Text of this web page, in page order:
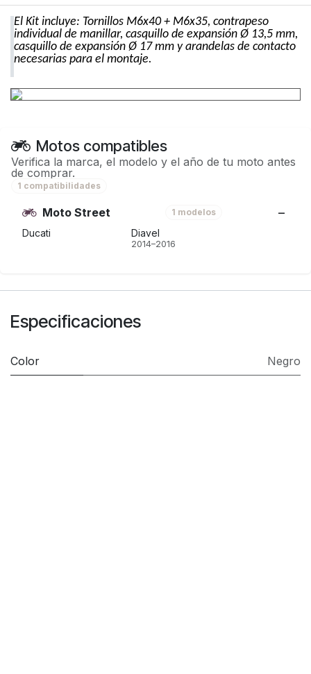
El Kit incluye: Tornillos M6x40 + M6x35, contrapeso
individual de manillar, casquillo de expansión Ø 13,5 mm,
casquillo de expansión Ø 17 mm y arandelas de contacto
necesarias para el montaje.
Motos compatibles
Verifica la marca, el modelo y el año de tu moto antes
de comprar.
1 compatibilidades
Moto Street 1 modelos
Ducati Diavel
2014–2016
Especificaciones
Color Negro